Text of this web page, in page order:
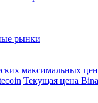
рынки
максимальных цен
Текущая цена